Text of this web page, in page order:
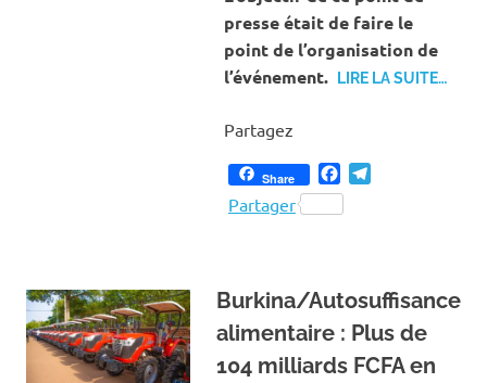
presse était de faire le
point de l’organisation de
l’événement. LIRE LA SUITE…
Partagez
Share Facebook
Partager
Burkina/Autosuffisance
alimentaire : Plus de
104 milliards FCFA en